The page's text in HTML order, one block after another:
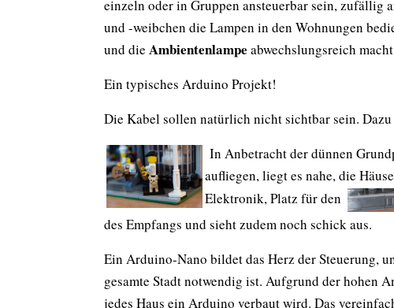
einzeln oder in Gruppen ansteuerbar sein, zufällig
und -weibchen die Lampen in den Wohnungen
und die Ambientenlampe abwechslungsreich
Ein typisches Arduino Projekt!
Die Kabel sollen natürlich nicht sichtbar sein.
In Anbetrachtder dünnen
aufliegen, liegt es nahe, die
Elektronik, Platz für den
des Empfangs und sieht zudem noch schick aus.
Ein Arduino-Nano bildet das Herz der Steuerung,
gesamte Stadt notwendig ist. Aufgrund der hohen
jedes Haus ein Arduino verbaut wird. Das